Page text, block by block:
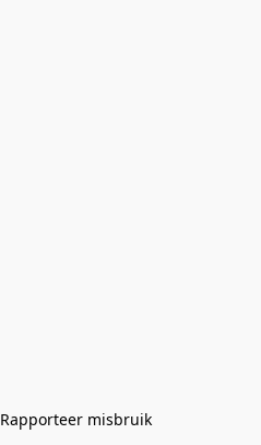
Rapporteer misbruik